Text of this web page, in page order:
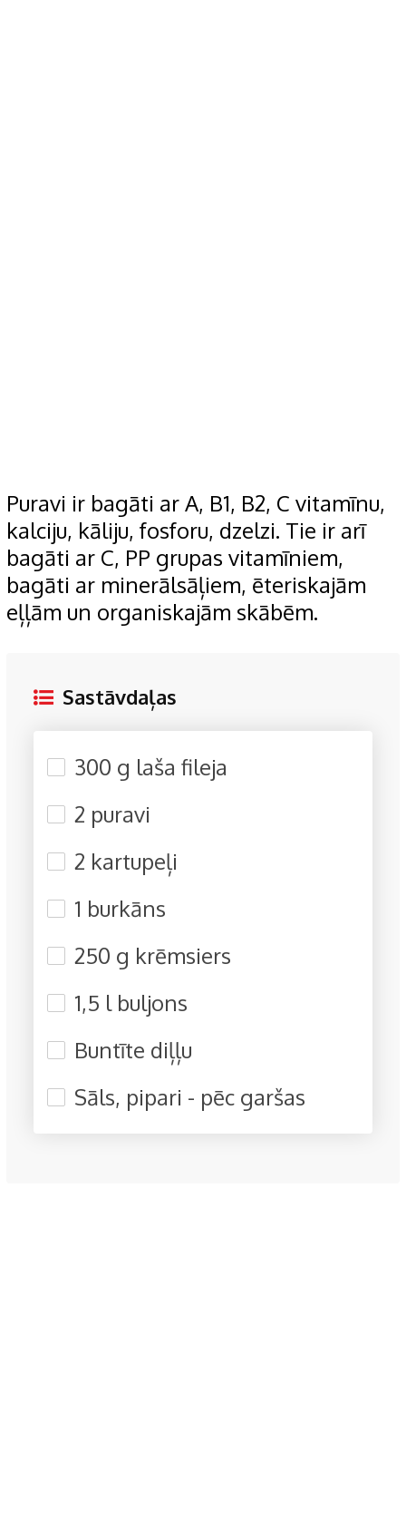
Puravi ir bagāti ar A, B1, B2, C vitamīnu,
kalciju, kāliju, fosforu, dzelzi. Tie ir arī
bagāti ar C, PP grupas vitamīniem,
bagāti ar minerālsāļiem, ēteriskajām
eļļām un organiskajām skābēm.
Sastāvdaļas
300 g laša fileja
2 puravi
2 kartupeļi
1 burkāns
250 g krēmsiers
1,5 l buljons
Buntīte diļļu
Sāls, pipari - pēc garšas